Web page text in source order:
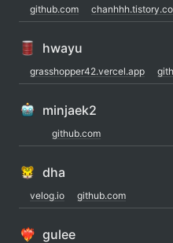
github.com
hwayu
grasshopper42.vercel.app
minjaek2
github.com
dha
velog.io github.com
gulee